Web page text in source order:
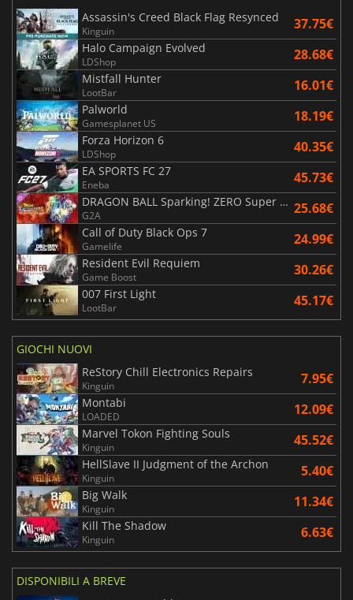
Assassin's Creed Black Flag Resynced
Kinguin 37.75€
Halo Campaign Evolved
LDShop 28.68€
Mistfall Hunter
LootBar 16.01€
Palworld
Gamesplanet US 18.19€
Forza Horizon 6
LDShop 40.35€
EA SPORTS FC 27
Eneba 45.73€
DRAGON BALL Sparking! ZERO Super Limit Breaking NEO
G2A 25.68€
Call of Duty Black Ops 7
Gamelife 24.99€
Resident Evil Requiem
Game Boost 30.26€
007 First Light
LootBar 45.17€
GIOCHI NUOVI
ReStory Chill Electronics Repairs
Kinguin 7.95€
Montabi
LOADED 12.09€
Marvel Tokon Fighting Souls
Kinguin 45.52€
HellSlave II Judgment of the Archon
Kinguin 5.40€
Big Walk
Kinguin 11.34€
Kill The Shadow
Kinguin 6.63€
DISPONIBILI A BREVE